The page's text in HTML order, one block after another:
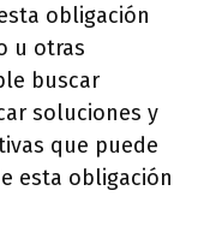
obligación
u otras
buscar
soluciones y
que puede
esta obligación